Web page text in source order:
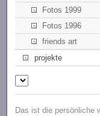
Fotos 1999
Fotos 1996
friends art
projekte
Das ist die persönliche